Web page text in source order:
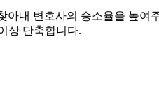
내 변호사의 승소율을 높
상 단축합니다.